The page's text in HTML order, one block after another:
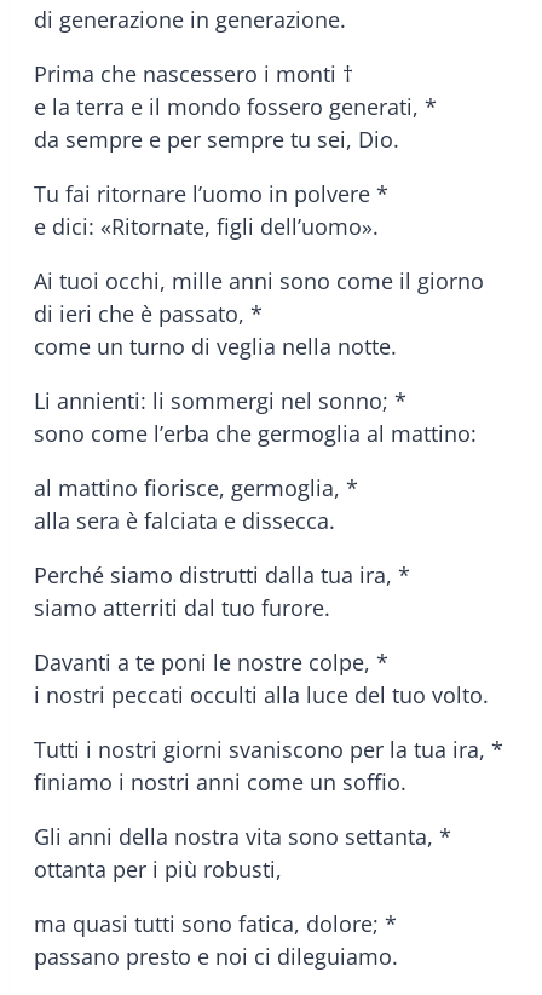
di generazione in generazione.
Prima che nascessero i monti †
e la terra e il mondo fossero generati, *
da sempre e per sempre tu sei, Dio.
Tu fai ritornare l’uomo in polvere *
e dici: «Ritornate, figli dell’uomo».
Ai tuoi occhi, mille anni sono come il giorno
di ieri che è passato, *
come un turno di veglia nella notte.
Li annienti: li sommergi nel sonno; *
sono come l’erba che germoglia al mattino:
al mattino fiorisce, germoglia, *
alla sera è falciata e dissecca.
Perché siamo distrutti dalla tua ira, *
siamo atterriti dal tuo furore.
Davanti a te poni le nostre colpe, *
i nostri peccati occulti alla luce del tuo volto.
Tutti i nostri giorni svaniscono per la tua ira, *
finiamo i nostri anni come un soffio.
Gli anni della nostra vita sono settanta, *
ottanta per i più robusti,
ma quasi tutti sono fatica, dolore; *
passano presto e noi ci dileguiamo.